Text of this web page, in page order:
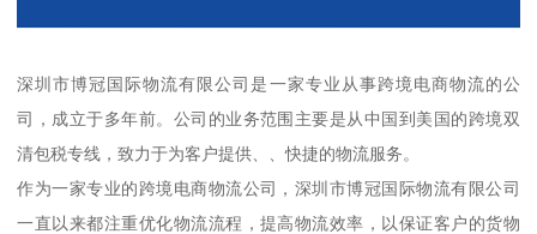
深圳市博冠国际物流有限公司是一家专业从事跨境电商物流的公
司，成立于多年前。公司的业务范围主要是从中国到美国的跨境双
清包税专线，致力于为客户提供、、快捷的物流服务。
作为一家专业的跨境电商物流公司，深圳市博冠国际物流有限公司
一直以来都注重优化物流流程，提高物流效率，以保证客户的货物